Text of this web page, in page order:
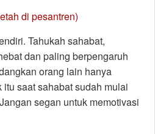
di pesantren)
Tahukah sahabat,
dan paling berpengaruh
orang lain hanya
saat sahabat sudah mulai
segan untuk memotivasi